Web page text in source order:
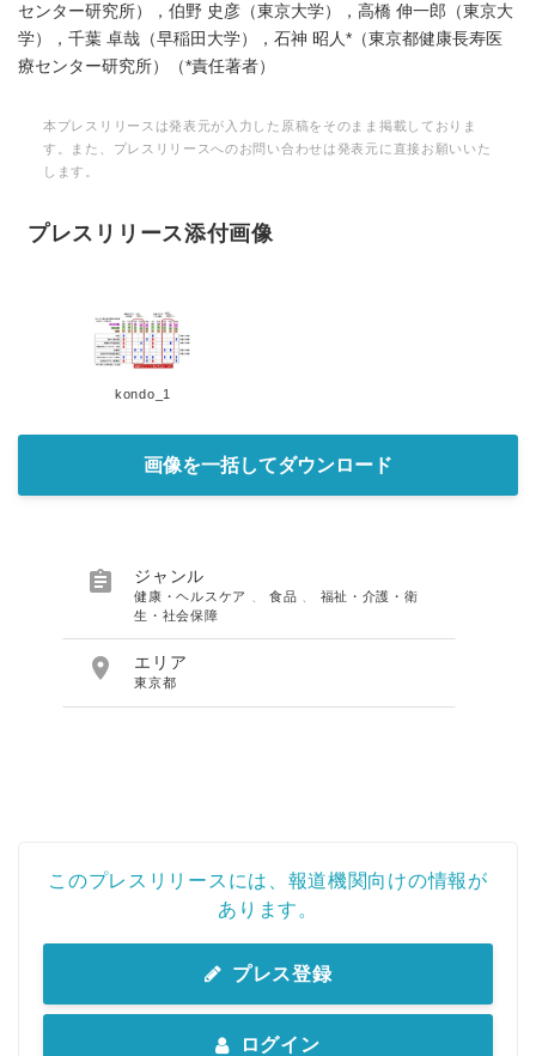
センター研究所），伯野 史彦（東京大学），高橋 伸一郎（東京大
学），千葉 卓哉（早稲田大学），石神 昭人*（東京都健康長寿医
療センター研究所）（*責任著者）
本プレスリリースは発表元が入力した原稿をそのまま掲載しておりま
す。また、プレスリリースへのお問い合わせは発表元に直接お願いいた
します。
プレスリリース添付画像
kondo_1
画像を一括してダウンロード
 ジャンル
健康・ヘルスケア 、食品
福祉・介護・衛
生・社会保障
 エリア
東京都
このプレスリリースには、報道機関向けの情報が
あります。
プレス登録
ログイン